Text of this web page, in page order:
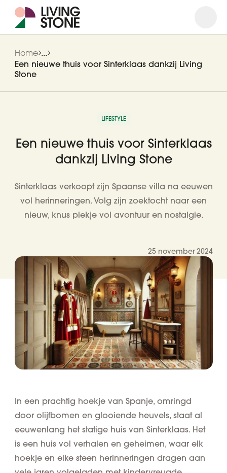
Home ...
Een nieuwe thuis voor Sinterklaas dankzij Living
Stone
LIFESTYLE
Een nieuwe thuis voor Sinterklaas
dankzij Living Stone
Sinterklaas verkoopt zijn Spaanse villa na eeuwen
vol herinneringen. Volg zijn zoektocht naar een
nieuw, knus plekje vol avontuur en nostalgie.
25 november 2024
In een prachtig hoekje van Spanje, omringd
door olijfbomen en glooiende heuvels, staat al
eeuwenlang het statige huis van Sinterklaas. Het
is een huis vol verhalen en geheimen, waar elk
hoekje en elke steen herinneringen dragen aan